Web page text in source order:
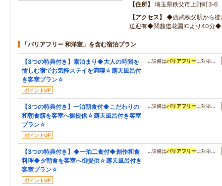
住所
埼玉県秩父市上野町3‐6
アクセス
◆西武秩父駅から
送迎有◆関越道花園ICより40分◆
「バリアフリー 和洋室」を含む宿泊プラン
【3つの特典付き】素泊まり◆大人の時間を
愉しむ宿でお気軽ステイを満喫☆露天風呂付
き客室プラン☆
ポイントUP
…設備はバリアフリーに対応…
【3つの特典付き】一泊朝食付◆こだわりの
和朝食膳を客室へ御提供☆露天風呂付き客室
プラン☆
ポイントUP
…設備はバリアフリーに対応…
【3つの特典付き】◆一泊二食付◆創作和食
料理◆夕朝食を客室へ御提供☆露天風呂付き
客室プラン☆
ポイントUP
…設備はバリアフリーに対応…